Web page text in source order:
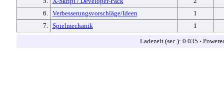
6.
Verbesserungsvorschläge/Ideen
1
7.
Spielmechanik 1
Ladezeit (sec.): 0.035 ·